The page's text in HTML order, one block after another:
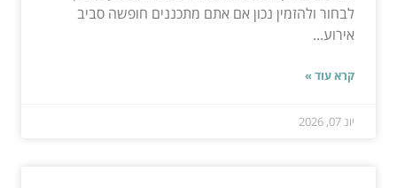
לבחור ולהזמין נכון אם אתם מתכננים חופשה סביב
אירוע...
קרא עוד »
יונ 07, 2026